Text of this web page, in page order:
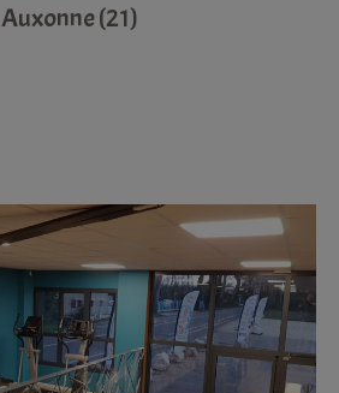
Auxonne (21)